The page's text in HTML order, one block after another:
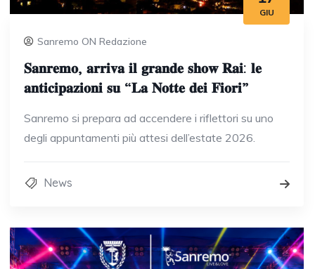
GIU
Sanremo ON Redazione
𝐒𝐚𝐧𝐫𝐞𝐦𝐨, 𝐚𝐫𝐫𝐢𝐯𝐚 𝐢𝐥 𝐠𝐫𝐚𝐧𝐝𝐞 𝐬𝐡𝐨𝐰 𝐑𝐚𝐢: 𝐥𝐞
𝐚𝐧𝐭𝐢𝐜𝐢𝐩𝐚𝐳𝐢𝐨𝐧𝐢 𝐬𝐮 “𝐋𝐚 𝐍𝐨𝐭𝐭𝐞 𝐝𝐞𝐢 𝐅𝐢𝐨𝐫𝐢”
Sanremo si prepara ad accendere i riflettori su uno
degli appuntamenti più attesi dell’estate 2026.
News